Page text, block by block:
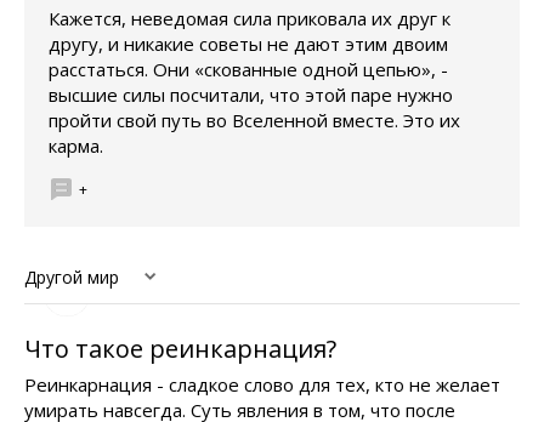
Кажется, неведомая сила приковала их друг к
другу, и никакие советы не дают этим двоим
расстаться. Они «скованные одной цепью», -
высшие силы посчитали, что этой паре нужно
пройти свой путь во Вселенной вместе. Это их
карма.
+
Другой мир
Что такое реинкарнация?
Реинкарнация - сладкое слово для тех, кто не желает
умирать навсегда. Суть явления в том, что после